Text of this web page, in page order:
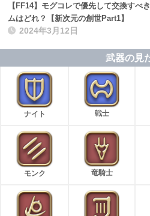
【FF14】モグコレで優先して交換すべ
ムはどれ？【新次元の創世Part1】
2024年3月12日
武器の見
ナイト 戦士
モンク 竜騎士